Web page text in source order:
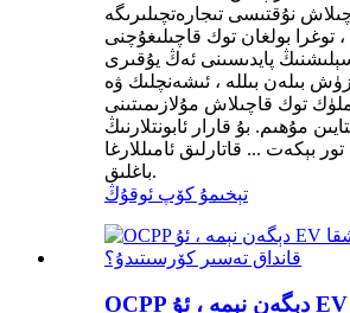
نۇقتىسى تىجارەتچىلىرىگە
توغرا بولغان توك قاچىلىغۇچنى
پايدىسىنى ئەڭ يۇقىرى
بىلەن بىللە ، ئىشەنچلىك ۋە
توك قاچىلاش مۇلازىمىتىنى
مۇھىم. بۇ قارار ئابونتلارنىڭ
تور بېكەت ... قاتارلىق ئامىللارغا
باغلىق.
تېخىمۇ كۆپ ئوقۇڭ
OCPP دېگەن نېمە ، ئۇ EV توك